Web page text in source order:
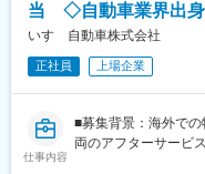
※メイン業務は翻訳と
翻訳業務などをお任
訳もお任せしたと考
当 ◇自動車業界出
いすゞ自動車株式会社
正社員 上場企業
仕事内容
■募集背景：海外で
両のアフターサービ